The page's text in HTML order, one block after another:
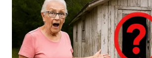
WN
CIREBON
WN